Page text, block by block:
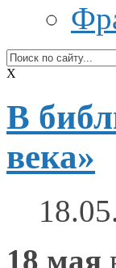
X
В
века»
18 мая